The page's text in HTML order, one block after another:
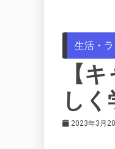
生活・
【
し
2023年3月